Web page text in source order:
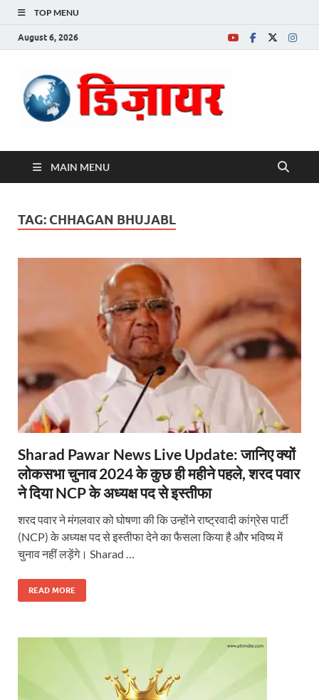
TOP MENU
August 6, 2026
MAIN MENU
TAG: CHHAGAN BHUJABL
Sharad Pawar News Live Update: जानिए क्यों
लोकसभा चुनाव 2024 के कुछ ही महीने पहले, शरद पवार
ने दिया NCP के अध्यक्ष पद से इस्तीफा
शरद पवार ने मंगलवार को घोषणा की कि उन्होंने राष्ट्रवादी कांग्रेस पार्टी
(NCP) के अध्यक्ष पद से इस्तीफा देने का फैसला किया है और भविष्य में
चुनाव नहीं लड़ेंगे। Sharad …
READ MORE